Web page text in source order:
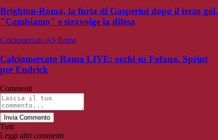
Brighton-Roma, la furia di Gasperini dopo il terzo gol.
"Cambiamo" e stravolge la difesa
Calciomercato AS Roma
Calciomercato Roma LIVE: occhi su Fofana. Sprint
per Endrick
Commenti
Invia Commento
Tutti
Leggi altri commenti